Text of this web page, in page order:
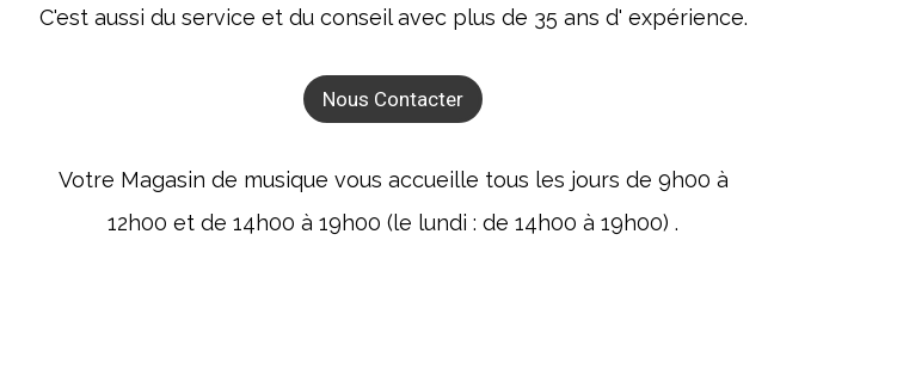
C'est aussi du service et du conseil avec plus de 35 ans d' expérience.
Nous Contacter
Votre Magasin de musique vous accueille tous les jours de 9h00 à
12h00 et de 14h00 à 19h00 (le lundi : de 14h00 à 19h00) .